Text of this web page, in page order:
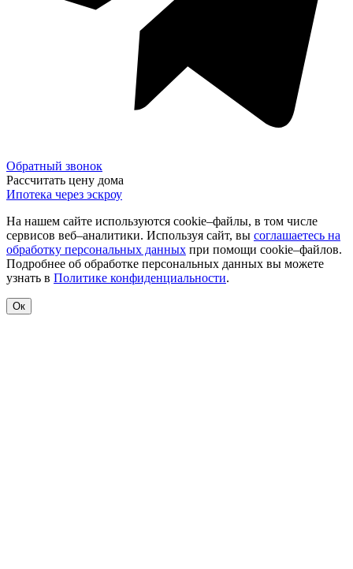
Обратный звонок
Рассчитать цену дома
Ипотека через эскроу
На нашем сайте используются cookie–файлы, в том числе
сервисов веб–аналитики. Используя сайт, вы соглашаетесь на
обработку персональных данных при помощи cookie–файлов.
Подробнее об обработке персональных данных вы можете
узнать в Политике конфиденциальности.
Ок